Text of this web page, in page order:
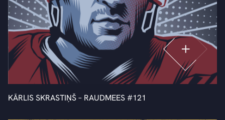
KĀRLIS SKRASTIŅŠ – RAUDMEES #121